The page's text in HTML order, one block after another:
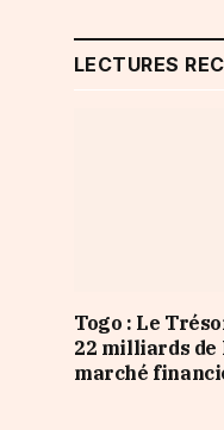
LECTURES
Togo : Le
22 milliards de
marché